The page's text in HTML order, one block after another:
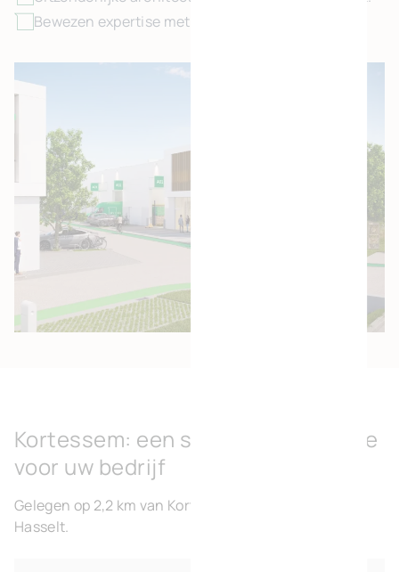
Bewezen expertise met 25 jaar knowhow.
Kortessem: een strategische keuze
voor uw bedrijf
Gelegen op 2,2 km van Kortessem en 3,6 km van
Hasselt.